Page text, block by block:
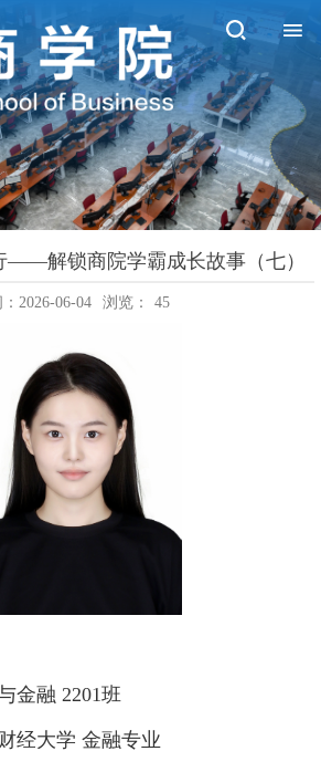
——解锁商院学霸成长故事（七）
2026-06-04 浏览： 45
金融 2201班
经大学 金融专业